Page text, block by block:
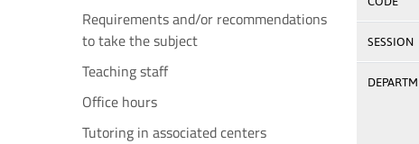
Requirements and/or recommendations
to take the subject
Teaching staff
Office hours
Tutoring in associated centers
SESSION